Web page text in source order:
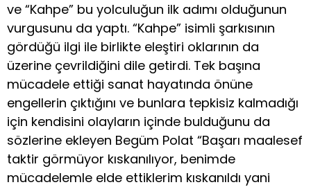
ve “Kahpe” bu yolculuğun ilk adımı olduğunun
vurgusunu da yaptı. “Kahpe” isimli şarkısının
gördüğü ilgi ile birlikte eleştiri oklarının da
üzerine çevrildiğini dile getirdi. Tek başına
mücadele ettiği sanat hayatında önüne
engellerin çıktığını ve bunlara tepkisiz kalmadığı
için kendisini olayların içinde bulduğunu da
sözlerine ekleyen Begüm Polat “Başarı maalesef
taktir görmüyor kıskanılıyor, benimde
mücadelemle elde ettiklerim kıskanıldı yani